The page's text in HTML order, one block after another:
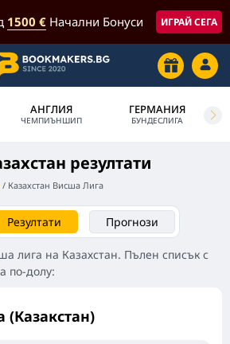
1500 € Начални Бонуси ИГРАЙ СЕГА
АНГЛИЯ
ЧЕМПИЪНШИП
ГЕРМАНИЯ
БУНДЕСЛИГА
резултати
Казахстан Висша Лига
Резултати Прогнози
лига на Казахстан. Пълен списък с
по-долу:
(Казакстан)